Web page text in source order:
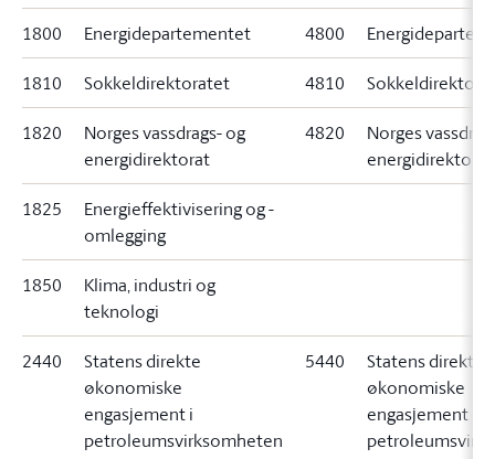
1800 Energidepartementet 4800
1810 Sokkeldirektoratet 4810
1820
Norges vassdrags- og
energidirektorat
4820
Norges
energidirektorat
1825
Energieffektivisering og -
omlegging
1850
Klima, industri og
teknologi
2440
Statens direkte
økonomiske
engasjement i
petroleumsvirksomheten
5440
Statens direkte
økonomiske
engasjement i